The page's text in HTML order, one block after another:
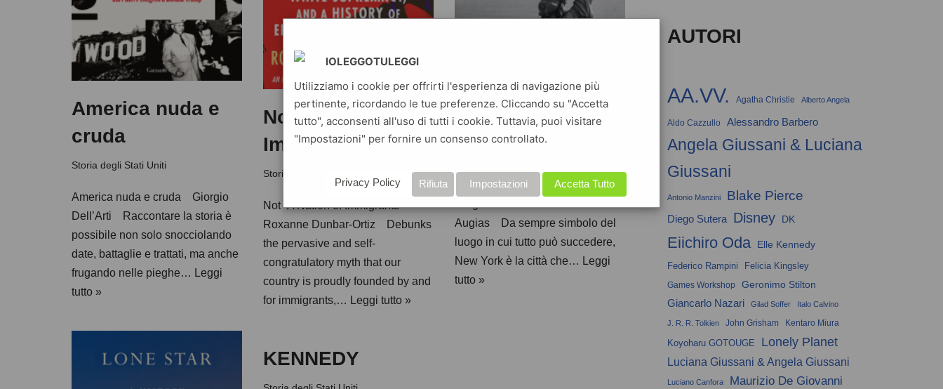
America nuda e
cruda
Storia degli Stati Uniti
America nuda e cruda Giorgio
Dell’Arti Raccontare la storia è
possibile non solo snocciolando
date, battaglie e trattati, ma anche
frugando nelle pieghe… Leggi
tutto »
Not “A Nation of
Immigrants”
Storia degli Stati Uniti
Not “A Nation of Immigrants”
Roxanne Dunbar-Ortiz Debunks
the pervasive and self-
congratulatory myth that our
country is proudly founded by and
for immigrants,… Leggi tutto »
I segreti di New
York
Storia degli Stati Uniti
Augias Da sempre simbolo del
luogo in cui tutto può succedere,
New York è la città che… Leggi
tutto »
KENNEDY
AUTORI
AA.VV. Agatha Christie Alberto Angela
Aldo Cazzullo Alessandro Barbero
Angela Giussani & Luciana
Giussani
Antonio Manzini Blake Pierce
Diego Sutera Disney DK
Eiichiro Oda Elle Kennedy
Federico Rampini
Felicia Kingsley
Games Workshop
Geronimo Stilton
Giancarlo Nazari
Gilad Soffer Italo Calvino
J. R. R. Tolkien John Grisham Kentaro Miura
Koyoharu GOTOUGE Lonely Planet
Luciana Giussani & Angela Giussani
Luciano Canfora Maurizio De Giovanni
IOLEGGOTULEGGI
Utilizziamo i cookie per offrirti l'esperienza di navigazione più
pertinente, ricordando le tue preferenze. Cliccando su "Accetta
tutto", acconsenti all'uso di tutti i cookie. Tuttavia, puoi visitare
"Impostazioni" per fornire un consenso controllato.
Accetta Tutto
Impostazioni
Rifiuta
Privacy Policy